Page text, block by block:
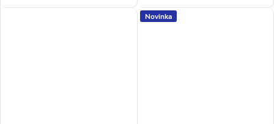
KRUPS, NIVONA, MELITTA.
BOSH, KRUPS, NIVONA,
MELITTA. Filter vysokej kvality
Novinka